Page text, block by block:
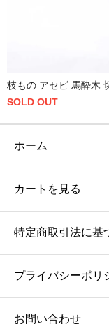
枝もの アセビ 馬酔木
SOLD OUT
ホーム
カートを見る
特定商取引法に基
プライバシーポリ
お問い合わせ